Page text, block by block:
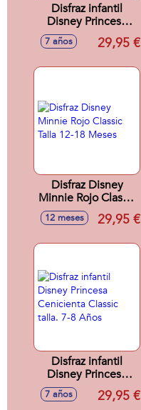
Disfraz infantil
Disney Princesa
Blancanieves
Classic talla. 7-8
7 años 29,95 €
Disfraz Disney
Minnie Rojo Classic
Talla 12-18 Meses
12 meses 29,95 €
Disfraz infantil
Disney Princesa
Cenicienta Classic
talla. 7-8 Años
7 años 29,95 €